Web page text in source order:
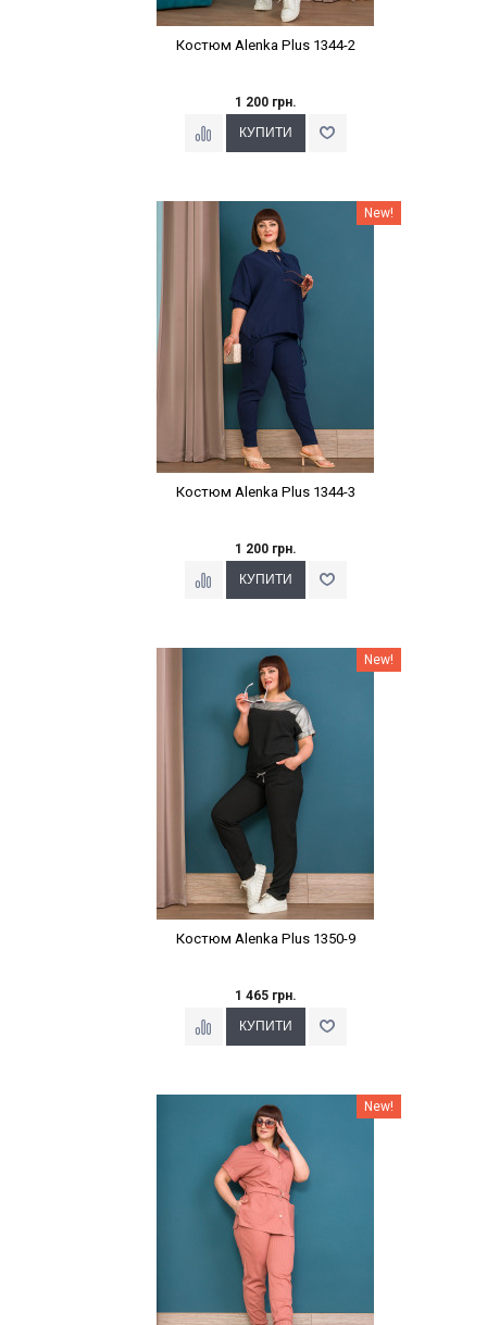
Костюм Alenka Plus 1344-2
1 200 грн.
Наклейки Варіант з % New!
Костюм Alenka Plus 1344-3
1 200 грн.
Наклейки Варіант з % New!
Костюм Alenka Plus 1350-9
1 465 грн.
Наклейки Варіант з % New!